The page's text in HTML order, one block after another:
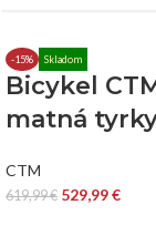
-15% Skladom
Bicykel
matná
CTM
619,99€ 529,99€